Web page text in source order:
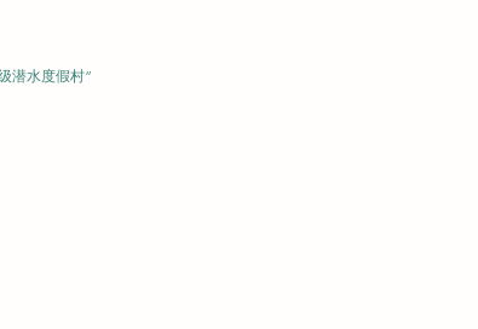
潜水度假村”